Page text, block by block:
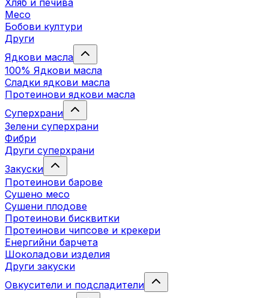
Хляб и печива
Месо
Бобови култури
Други
Ядкови масла
100% Ядкови масла
Сладки ядкови масла
Протеинови ядкови масла
Суперхрани
Зелени суперхрани
Фибри
Други суперхрани
3акуски
Протеинови бaрове
Сушено месо
Сушени плодове
Протеинови бисквитки
Протеинови чипсове и крекери
Енергийни барчета
Шоколадови изделия
Други закуски
Овкусители и подсладители